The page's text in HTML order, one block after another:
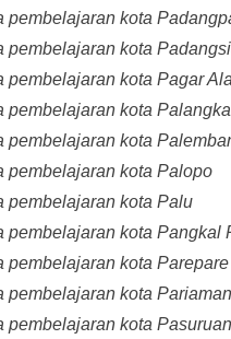
pembelajaran kota
pembelajaran kota
pembelajaran kota Pagar
pembelajaran kota
pembelajaran kota
pembelajaran kota Palopo
pembelajaran kota Palu
pembelajaran kota Pangkal
pembelajaran kota Parepare
pembelajaran kota Pariaman
pembelajaran kota Pasuruan